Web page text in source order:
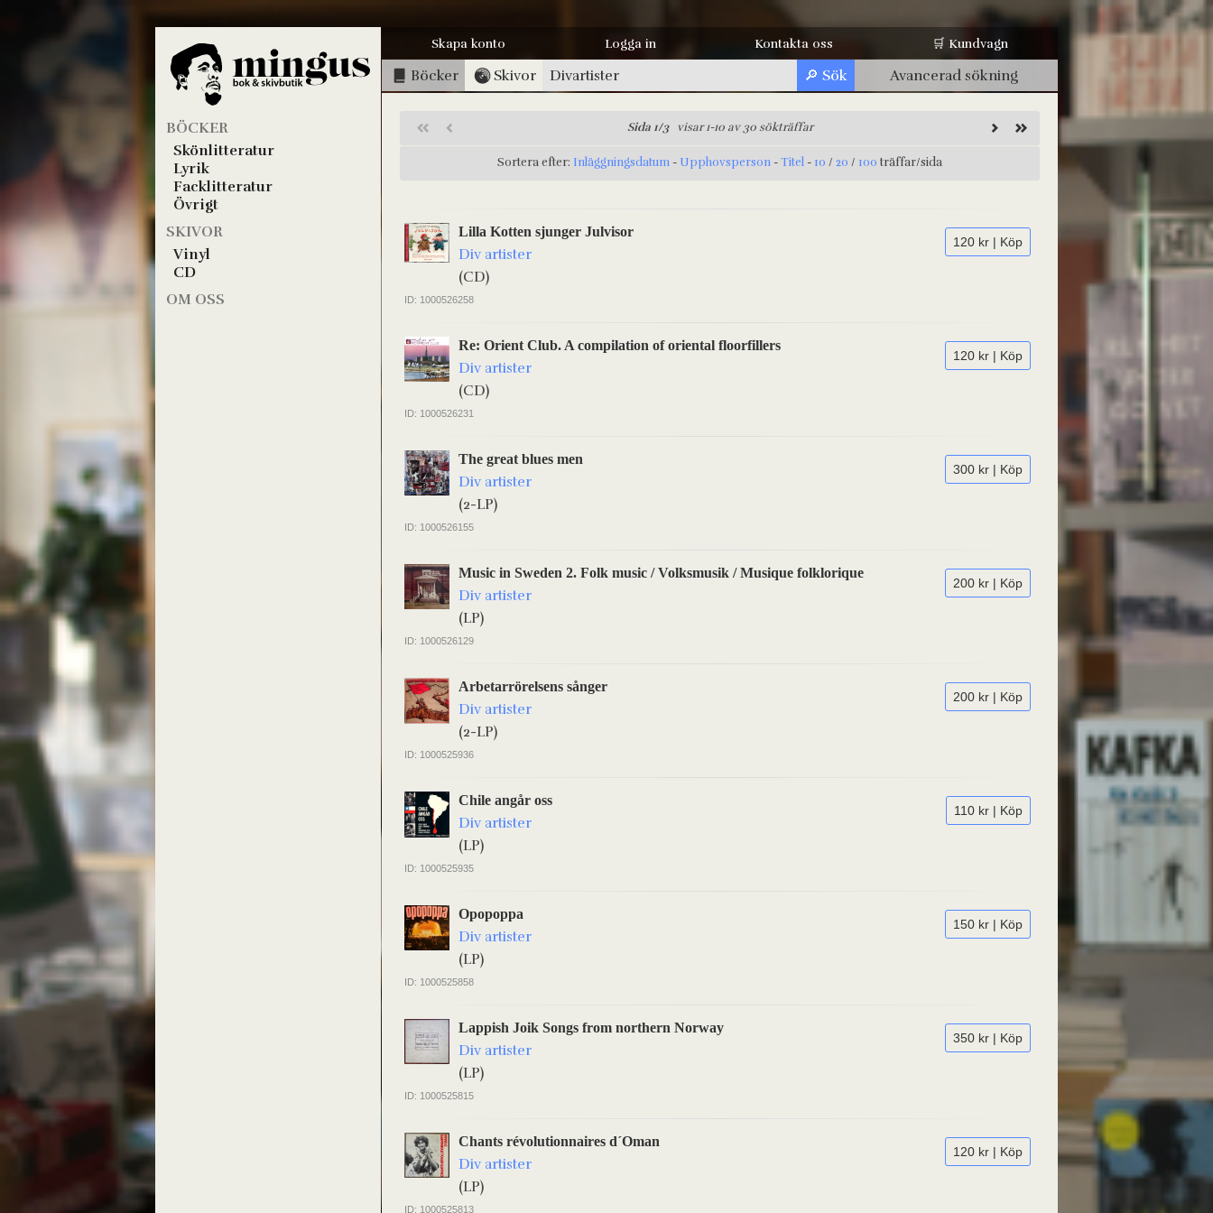
BÖCKER
Skönlitteratur
Lyrik
Facklitteratur
Övrigt
SKIVOR
Vinyl
CD
OM OSS
Skapa konto Logga in Kontakta oss 🛒 Kundvagn
Böcker Skivor Avancerad sökning
Sida 1/3visar 1-10 av 30 sökträffar
Sortera efter: Inläggningsdatum - Upphovsperson -Titel - 10 / 20 / 100 träffar/sida
120 kr | Köp
Lilla Kotten sjunger Julvisor
Div artister
(CD)
ID: 1000526258
120 kr | Köp
Re: Orient Club. A compilation of oriental floorfillers
Div artister
(CD)
ID: 1000526231
300 kr | Köp
The great blues men
Div artister
(2-LP)
ID: 1000526155
200 kr | Köp
Music in Sweden 2. Folk music / Volksmusik / Musique folklorique
Div artister
(LP)
ID: 1000526129
200 kr | Köp
Arbetarrörelsens sånger
Div artister
(2-LP)
ID: 1000525936
110 kr | Köp
Chile angår oss
Div artister
(LP)
ID: 1000525935
150 kr | Köp
Opopoppa
Div artister
(LP)
ID: 1000525858
350 kr | Köp
Lappish Joik Songs from northern Norway
Div artister
(LP)
ID: 1000525815
120 kr | Köp
Chants révolutionnaires d´Oman
Div artister
(LP)
ID: 1000525813